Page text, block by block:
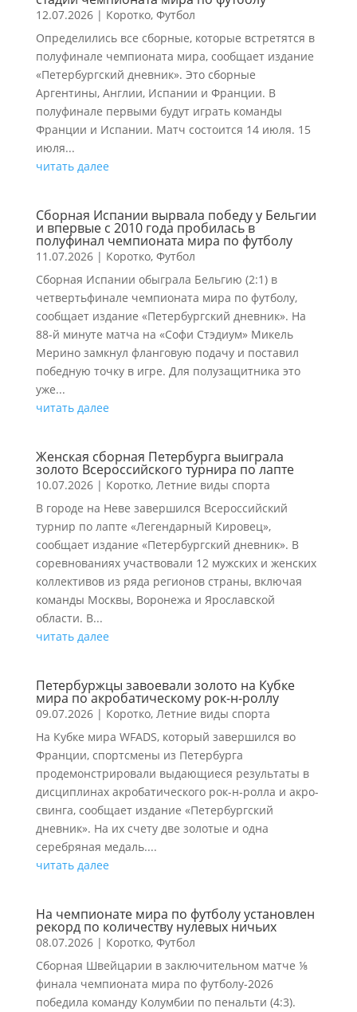
12.07.2026| Коротко, Футбол
Определились все сборные, которые встретятся в
полуфинале чемпионата мира, сообщает издание
«Петербургский дневник». Это сборные
Аргентины, Англии, Испании и Франции. В
полуфинале первыми будут играть команды
Франции и Испании. Матч состоится 14 июля. 15
июля...
читать далее
Сборная Испании вырвала победу у Бельгии
и впервые с 2010 года пробилась в
полуфинал чемпионата мира по футболу
11.07.2026| Коротко, Футбол
Сборная Испании обыграла Бельгию (2:1) в
четвертьфинале чемпионата мира по футболу,
сообщает издание «Петербургский дневник». На
88-й минуте матча на «Софи Стэдиум» Микель
Мерино замкнул фланговую подачу и поставил
победную точку в игре. Для полузащитника это
уже...
читать далее
Женская сборная Петербурга выиграла
золото Всероссийского турнира по лапте
10.07.2026| Коротко, Летние виды спорта
В городе на Неве завершился Всероссийский
турнир по лапте «Легендарный Кировец»,
сообщает издание «Петербургский дневник». В
соревнованиях участвовали 12 мужских и женских
коллективов из ряда регионов страны, включая
команды Москвы, Воронежа и Ярославской
области. В...
читать далее
Петербуржцы завоевали золото на Кубке
мира по акробатическому рок-н-роллу
09.07.2026| Коротко, Летние виды спорта
На Кубке мира WFADS, который завершился во
Франции, спортсмены из Петербурга
продемонстрировали выдающиеся результаты в
дисциплинах акробатического рок-н-ролла и акро-
свинга, сообщает издание «Петербургский
дневник». На их счету две золотые и одна
серебряная медаль....
читать далее
На чемпионате мира по футболу установлен
рекорд по количеству нулевых ничьих
08.07.2026| Коротко, Футбол
Сборная Швейцарии в заключительном матче ⅛
финала чемпионата мира по футболу-2026
победила команду Колумбии по пенальти (4:3).